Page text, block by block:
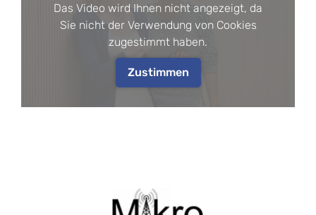
Das Video wird Ihnen nicht angezeigt, da
Sie nicht der Verwendung von Cookies
zugestimmt haben.
Zustimmen